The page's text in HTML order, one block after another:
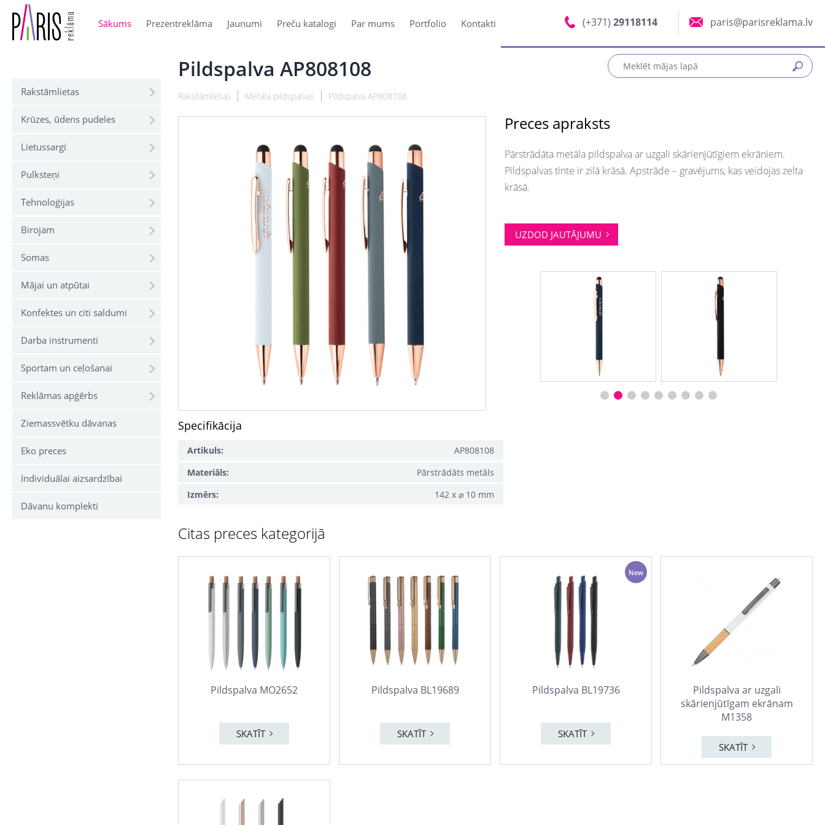
Sākums Prezentreklāma Jaunumi Preču katalogi Par mums Portfolio Kontakti (+371) 29118114 paris@parisreklama.lv
Rakstāmlietas
Krūzes, ūdens pudeles
Lietussargi
Pulksteņi
Tehnoloģijas
Birojam
Somas
Mājai un atpūtai
Konfektes un citi saldumi
Darba instrumenti
Sportam un ceļošanai
Reklāmas apģērbs
Ziemassvētku dāvanas
Eko preces
Individuālai aizsardzībai
Dāvanu komplekti
Pildspalva AP808108
Rakstāmlietas Metāla pildspalvas Pildspalva AP808108
Preces apraksts
Pārstrādāta metāla pildspalva ar uzgali skārienjūtīgiem ekrāniem.
Pildspalvas tinte ir zilā krāsā. Apstrāde – gravējums, kas veidojas zelta
krāsā.
UZDOD JAUTĀJUMU
Specifikācija
Artikuls:
AP808108
Materiāls:
Pārstrādāts metāls
Izmērs:
142 x ⌀ 10 mm
Citas preces kategorijā
Pildspalva MO2652
SKATĪT
Pildspalva BL19689
SKATĪT
New
Pildspalva BL19736
SKATĪT
Pildspalva ar uzgali
skārienjūtīgam ekrānam
M1358
SKATĪT